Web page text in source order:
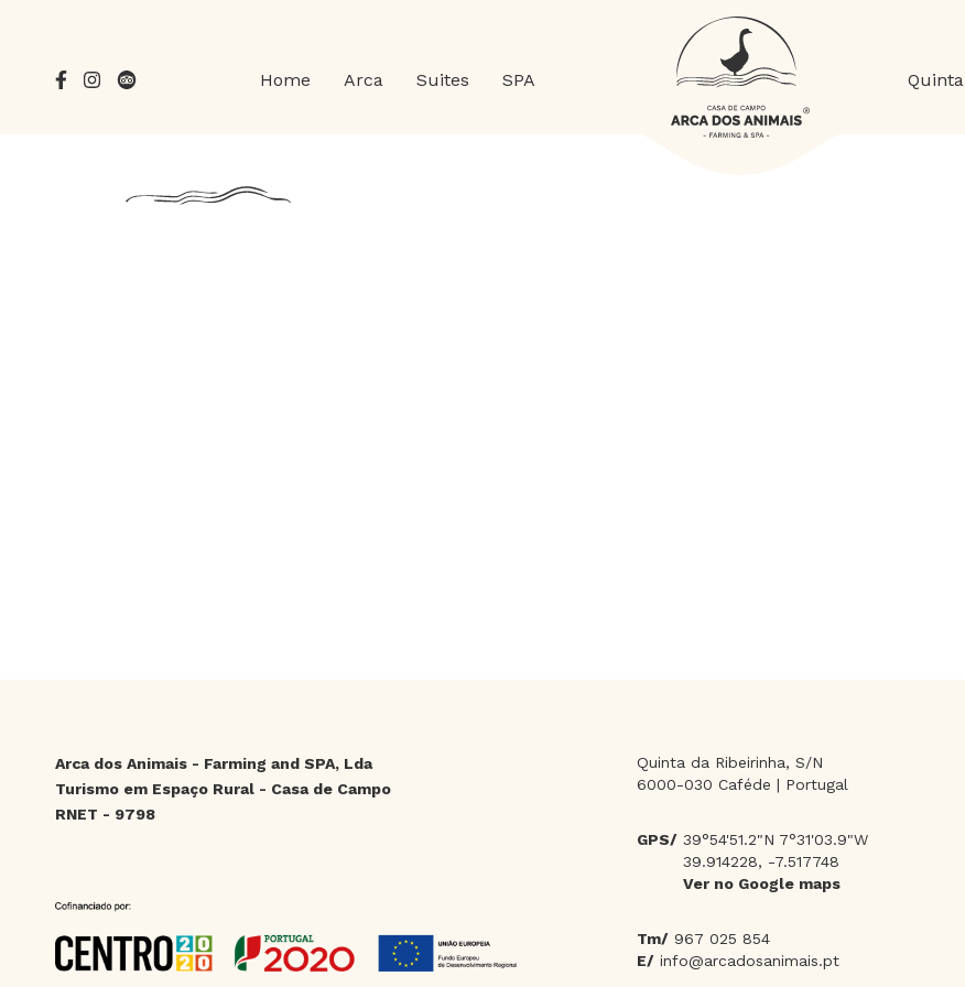
Home Arca Suites SPA Quinta
MG
Arca dos Animais - Farming and SPA, Lda
Turismo em Espaço Rural - Casa de Campo
RNET - 9798
Quinta da Ribeirinha, S/N
6000-030 Caféde | Portugal
GPS/ 39°54'51.2"N 7°31'03.9"W
39.914228, -7.517748
Ver no Google maps
Tm/ 967 025 854
E/ info@arcadosanimais.pt